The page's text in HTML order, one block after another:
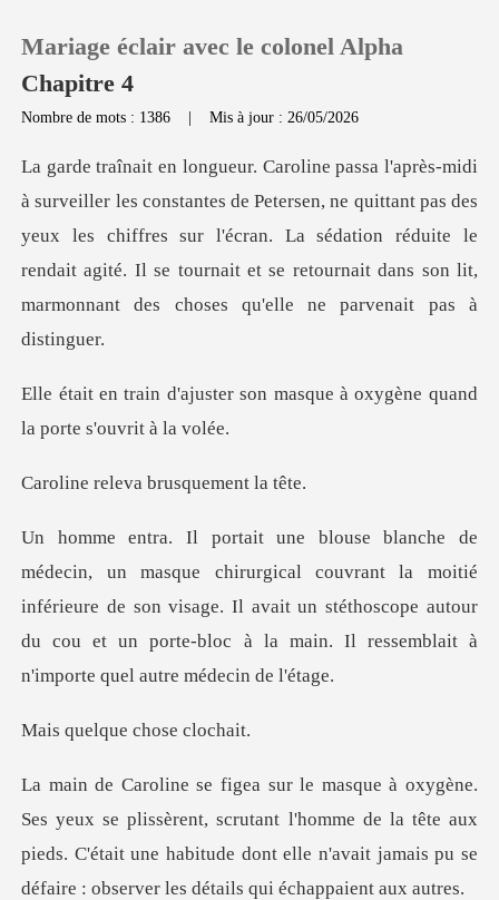
0
Recharger
Télécharger l'appli
Mariage éclair avec le colonel Alpha
Chapitre 4
Nombre de mots : 1386 |Mis à jour : 26/05/2026
, ne quittant pas des
yeux les chiffres sur l'écran. La sédation réduite le
rendait agité. Il se t
r son masque à oxygène quand
eva brusquem
uvrant la moitié
inférieure de son visage. Il avait un stéthoscope autour
du cou e
que chose
t, scrutant l'homme de la tête aux
pieds. C'était une habitude dont elle n'